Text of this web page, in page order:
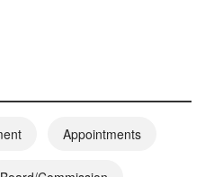
Appointments